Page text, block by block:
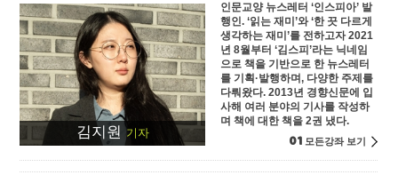
김지원기자
인문교양 뉴스레터 ‘인스피아’ 발
행인. ‘읽는 재미’와 ‘한 끗 다르게
생각하는 재미’를 전하고자 2021
년 8월부터 ‘김스피’라는 닉네임
으로 책을 기반으로 한 뉴스레터
를 기획·발행하며, 다양한 주제를
다뤄왔다. 2013년 경향신문에 입
사해 여러 분야의 기사를 작성하
며 책에 대한 책을 2권 냈다.
01 모든강좌 보기